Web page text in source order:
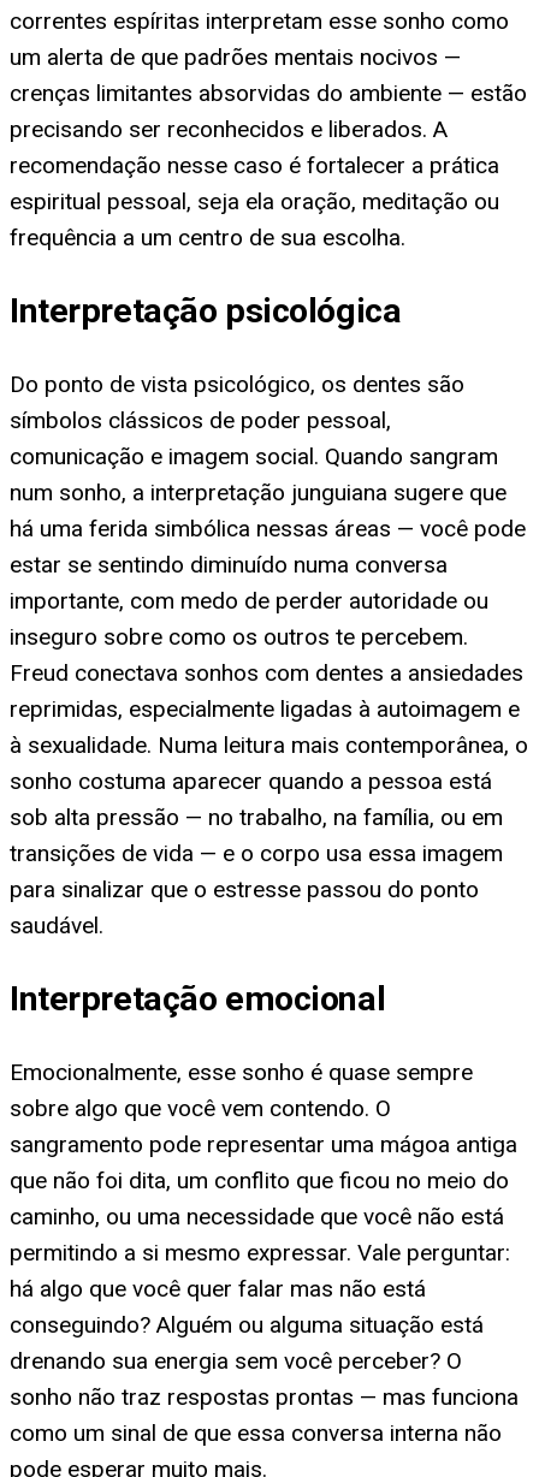
correntes espíritas interpretam esse sonho como
um alerta de que padrões mentais nocivos —
crenças limitantes absorvidas do ambiente — estão
precisando ser reconhecidos e liberados. A
recomendação nesse caso é fortalecer a prática
espiritual pessoal, seja ela oração, meditação ou
frequência a um centro de sua escolha.
Interpretação psicológica
Do ponto de vista psicológico, os dentes são
símbolos clássicos de poder pessoal,
comunicação e imagem social. Quando sangram
num sonho, a interpretação junguiana sugere que
há uma ferida simbólica nessas áreas — você pode
estar se sentindo diminuído numa conversa
importante, com medo de perder autoridade ou
inseguro sobre como os outros te percebem.
Freud conectava sonhos com dentes a ansiedades
reprimidas, especialmente ligadas à autoimagem e
à sexualidade. Numa leitura mais contemporânea, o
sonho costuma aparecer quando a pessoa está
sob alta pressão — no trabalho, na família, ou em
transições de vida — e o corpo usa essa imagem
para sinalizar que o estresse passou do ponto
saudável.
Interpretação emocional
Emocionalmente, esse sonho é quase sempre
sobre algo que você vem contendo. O
sangramento pode representar uma mágoa antiga
que não foi dita, um conflito que ficou no meio do
caminho, ou uma necessidade que você não está
permitindo a si mesmo expressar. Vale perguntar:
há algo que você quer falar mas não está
conseguindo? Alguém ou alguma situação está
drenando sua energia sem você perceber? O
sonho não traz respostas prontas — mas funciona
como um sinal de que essa conversa interna não
pode esperar muito mais.